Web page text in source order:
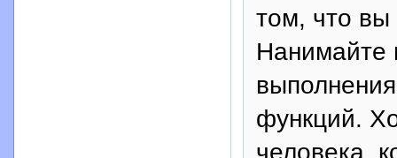
том, что вы
Нанимайте
функций.
человека,